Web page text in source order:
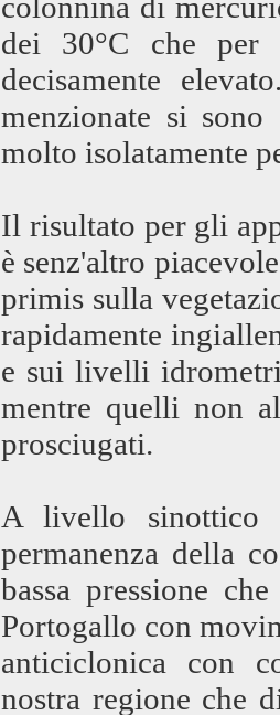
dei 30°C che per
decisamente
menzionate si
molto isolatamente
Il risultato per gli
è senz'altro
primis sulla
rapidamente
e sui livelli
mentre quelli non
prosciugati.
A livello sinottico
permanenza della
bassa pressione
Portogallo con
anticiclonica con
nostra regione che